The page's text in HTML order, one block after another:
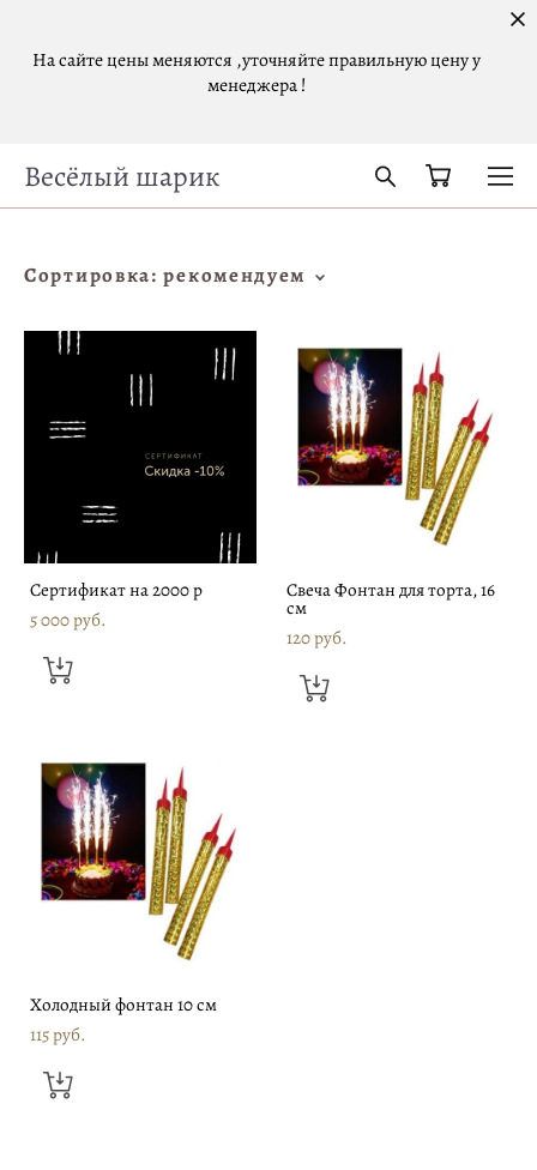
На сайте цены меняются ,уточняйте правильную цену у
менеджера !
Весёлый шарик
Сортировка: рекомендуем
Сертификат на 2000 р
5 000 pуб.
Свеча Фонтан для торта, 16
см
120 pуб.
Холодный фонтан 10 см
115 pуб.